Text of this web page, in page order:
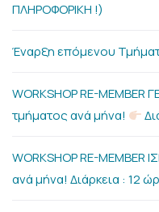
ΠΛΗΡΟΦΟΡΙΚΗ !)
Έναρξη επόμενου
WORKSHOP RE-
τμήματος ανά μήνα!
WORKSHOP RE-
ανά μήνα! Διάρκεια : 12